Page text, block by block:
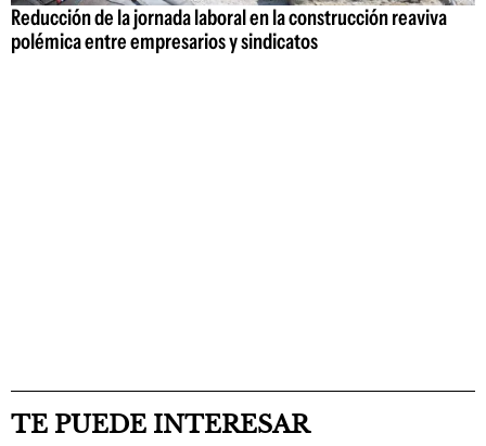
Reducción de la jornada laboral en la construcción reaviva
polémica entre empresarios y sindicatos
TE PUEDE INTERESAR